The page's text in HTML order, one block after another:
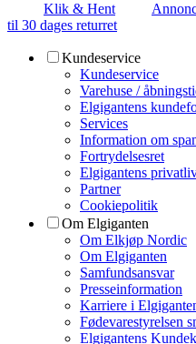
Klik & Hent
til 30 dages returret
Kundeservice
Kundeservice
Varehuse /
Elgigantens
Services
Information om
Fortrydelsesret
Elgigantens
Partner
Cookiepolitik
Om Elgiganten
Om Elkjøp Nordic
Om Elgiganten
Samfundsansvar
Presseinformation
Karriere i
Fødevarestyrelsen
Elgigantens